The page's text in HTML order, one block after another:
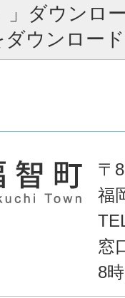
」ダウンロ
ダウンロー
〒
福
窓
8